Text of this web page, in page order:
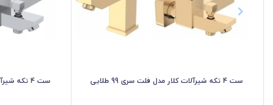
ست 4 تکه شیرآلات کلار مدل فلت سری 99 طلایی ست 4 تکه شیرآلات کلار مدل فلت سری 99 کروم